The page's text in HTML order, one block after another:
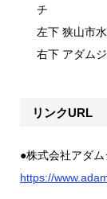
チ
左下 狭山市
右下 アダム
リンクURL
●株式会社アダ
https://